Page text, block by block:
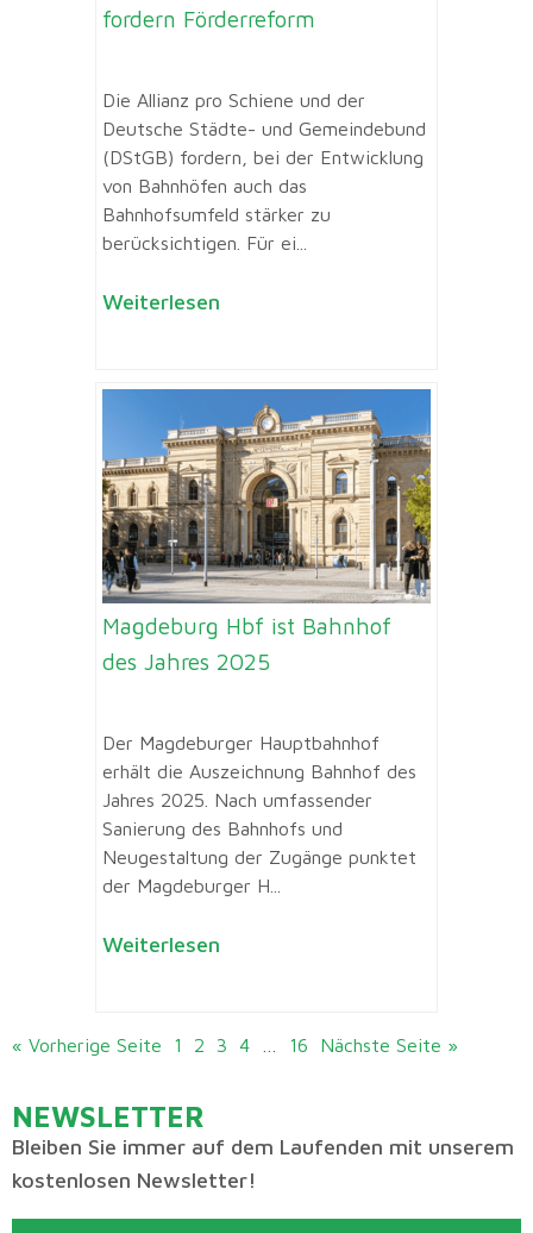
fordern Förderreform
Die Allianz pro Schiene und der
Deutsche Städte- und Gemeindebund
(DStGB) fordern, bei der Entwicklung
von Bahnhöfen auch das
Bahnhofsumfeld stärker zu
berücksichtigen. Für ei...
Weiterlesen
Magdeburg Hbf ist Bahnhof
des Jahres 2025
Der Magdeburger Hauptbahnhof
erhält die Auszeichnung Bahnhof des
Jahres 2025. Nach umfassender
Sanierung des Bahnhofs und
Neugestaltung der Zugänge punktet
der Magdeburger H...
Weiterlesen
« Vorherige Seite 1 2 3 4 16 Nächste Seite »
NEWSLETTER
Bleiben Sie immer auf dem Laufenden mit unserem
kostenlosen Newsletter!